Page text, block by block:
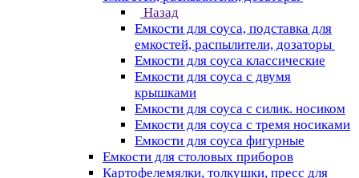
Назад
Емкости для соуса, подставка для
емкостей, распылители, дозаторы
Емкости для соуса классические
Емкости для соуса с двумя
крышками
Емкости для соуса с силик. носиком
Емкости для соуса с тремя носиками
Емкости для соуса фигурные
Емкости для столовых приборов
Картофелемялки, толкушки, пресс для